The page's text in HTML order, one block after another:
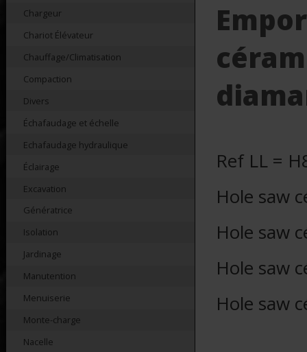
Chargeur
Chariot Élévateur
Chauffage/Climatisation
Compaction
Divers
Échafaudage et échelle
Echafaudage hydraulique
Éclairage
Excavation
Génératrice
Isolation
Jardinage
Manutention
Menuiserie
Monte-charge
Nacelle
Ref LL =
Hole saw
Hole saw
Hole saw
Hole saw